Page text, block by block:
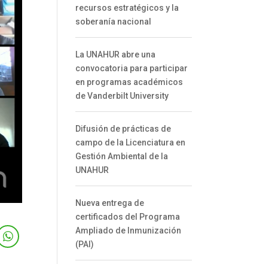
recursos estratégicos y la
soberanía nacional
La UNAHUR abre una
convocatoria para participar
en programas académicos
de Vanderbilt University
Difusión de prácticas de
campo de la Licenciatura en
Gestión Ambiental de la
UNAHUR
Nueva entrega de
certificados del Programa
Ampliado de Inmunización
(PAI)